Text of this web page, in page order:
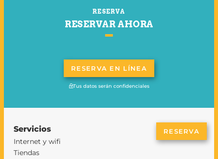
RESERVA
RESERVAR AHORA
RESERVA EN LÍNEA
Tus datos serán confidenciales
Servicios
Internet y wifi
Tiendas
RESERVA